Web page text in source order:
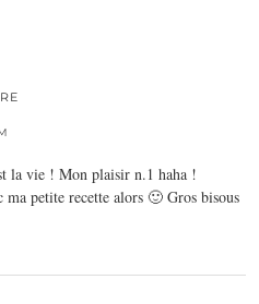
la vie ! Mon plaisir n.1 haha !
ma petite recette alors 🙂 Gros bisous